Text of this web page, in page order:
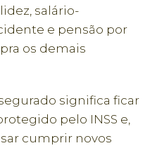
salário-
e pensão por
os demais
significa ficar
pelo INSS e,
cumprir novos